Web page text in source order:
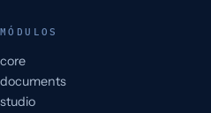
MÓDULOS
core
documents
studio